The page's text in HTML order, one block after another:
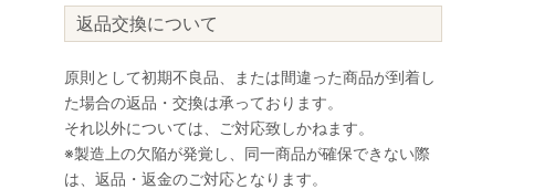
返品交換について
原則として初期不良品、または間違った商品が到着し
た場合の返品・交換は承っております。
それ以外については、ご対応致しかねます。
※製造上の欠陥が発覚し、同一商品が確保できない際
は、返品・返金のご対応となります。